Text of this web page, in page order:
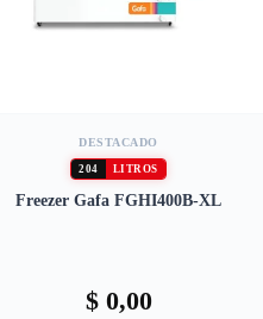
DESTACADO
204 LITROS
Freezer Gafa FGHI400B-XL
$0,00